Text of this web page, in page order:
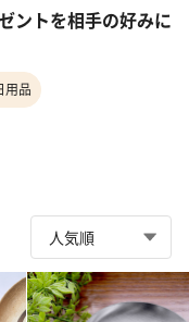
ントを相手の好みに
用品